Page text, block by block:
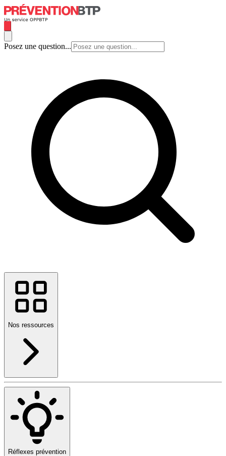
Posez une question...
Nos ressources
Réflexes prévention